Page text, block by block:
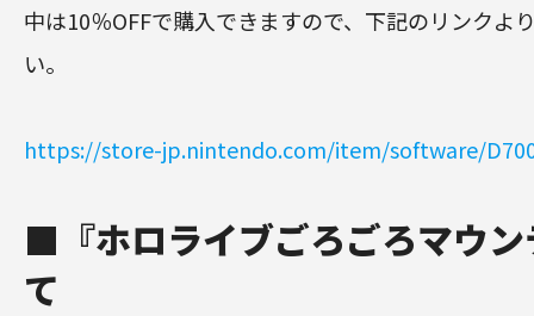
中は10％OFFで購入できますので、下記のリンクよ
い。
https://store-jp.nintendo.com/item/software/
■『ホロライブごろごろマウ
て